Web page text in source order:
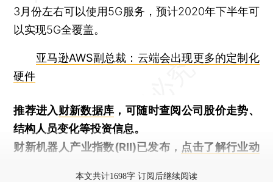
3月份左右可以使用5G服务，预计2020年下半年可
以实现5G全覆盖。
亚马逊AWS副总裁：云端会出现更多的定制化
硬件
推荐进入财新数据库 ，可随时查阅公司股价走势、
结构人员变化等投资信息。
财新机器人产业指数(RII)已发布， 点击了解行业动
本文共计1698字 订阅后继续阅读